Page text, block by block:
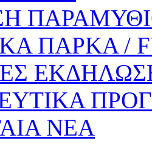
ΠΑΡΚΑ /
ΝΕΑ